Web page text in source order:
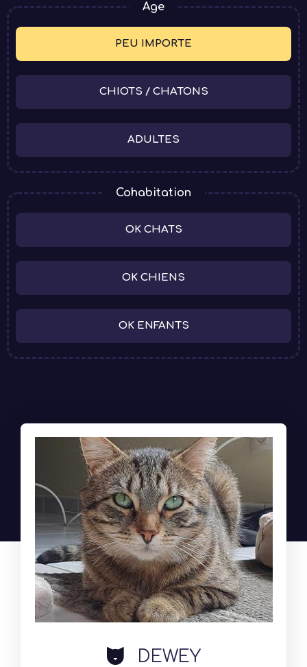
Age
PEU IMPORTE
CHIOTS / CHATONS
ADULTES
Cohabitation
OK CHATS
OK CHIENS
OK ENFANTS
cat DEWEY